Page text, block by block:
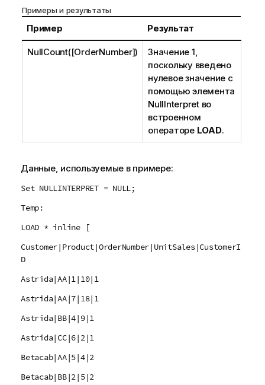
Примеры и результаты
Пример Результат
NullCount([OrderNumber])
Значение 1,
поскольку введено
нулевое значение с
помощью элемента
NullInterpretво
встроенном
операторе LOAD.
Данные, используемые в примере:
Set NULLINTERPRET = NULL;
Temp:
LOAD * inline [
Customer|Product|OrderNumber|UnitSales|CustomerI
D
Astrida|AA|1|10|1
Astrida|AA|7|18|1
Astrida|BB|4|9|1
Astrida|CC|6|2|1
Betacab|AA|5|4|2
Betacab|BB|2|5|2